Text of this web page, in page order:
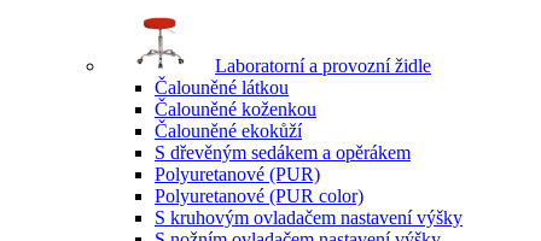
Laboratorní a provozní židle
Čalouněné látkou
Čalouněné koženkou
Čalouněné ekokůží
S dřevěným sedákem a opěrákem
Polyuretanové (PUR)
Polyuretanové (PUR color)
S kruhovým ovladačem nastavení výšky